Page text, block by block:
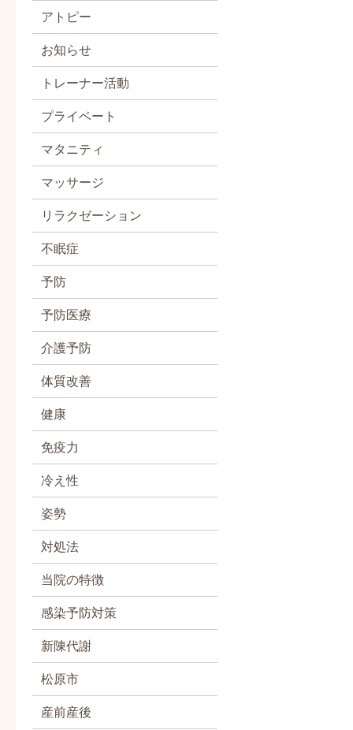
アトピー
お知らせ
トレーナー活動
プライベート
マタニティ
マッサージ
リラクゼーション
不眠症
予防
予防医療
介護予防
体質改善
健康
免疫力
冷え性
姿勢
対処法
当院の特徴
感染予防対策
新陳代謝
松原市
産前産後